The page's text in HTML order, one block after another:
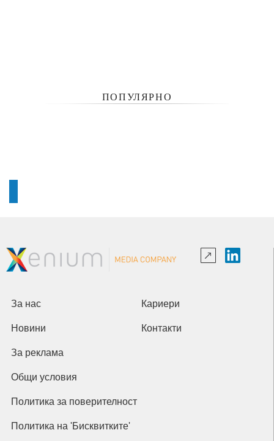
ПОПУЛЯРНО
За нас Кариери
Новини Контакти
За реклама
Общи условия
Политика за поверителност
Политика на 'Бисквитките'